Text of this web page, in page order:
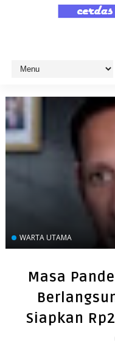
WARTA UTAMA
Masa
Siapkan